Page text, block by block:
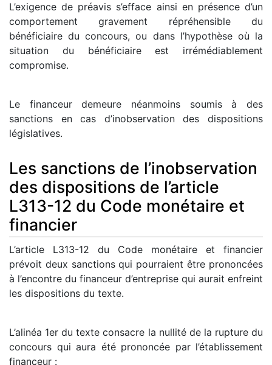
L’exigence de préavis s’efface ainsi en présence d’un
comportement gravement répréhensible du
bénéficiaire du concours, ou dans l’hypothèse où la
situation du bénéficiaire est irrémédiablement
compromise.
Le financeur demeure néanmoins soumis à des
sanctions en cas d’inobservation des dispositions
législatives.
Les sanctions de l’inobservation
des dispositions de l’article
L313-12 du Code monétaire et
financier
L’article L313-12 du Code monétaire et financier
prévoit deux sanctions qui pourraient être prononcées
à l’encontre du financeur d’entreprise qui aurait enfreint
les dispositions du texte.
L’alinéa 1er du texte consacre la nullité de la rupture du
concours qui aura été prononcée par l’établissement
financeur :